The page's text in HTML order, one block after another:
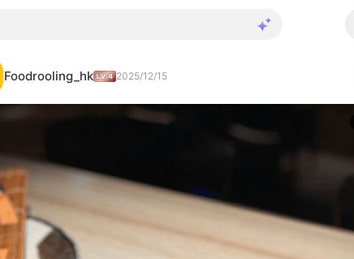
Foodrooling_hk 2025/12/15